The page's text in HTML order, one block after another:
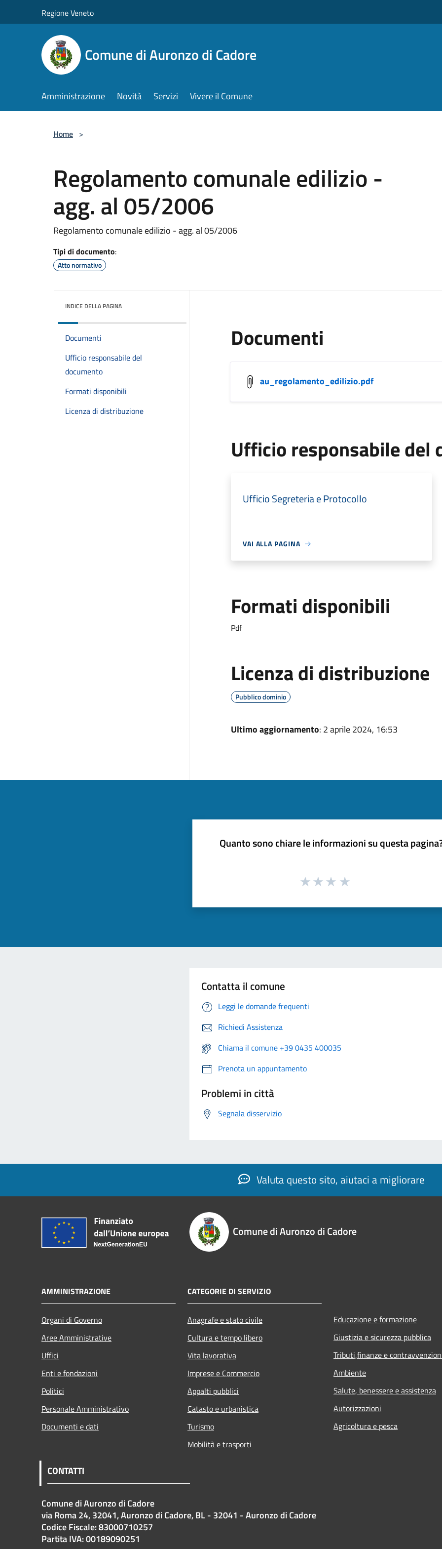
Regione Veneto
Comune di Auronzo di Cadore
Amministrazione Novità Servizi Vivere il Comune
Home >
Regolamento comunale edilizio -
agg. al 05/2006
Regolamento comunale edilizio - agg. al 05/2006
Tipi di documento:
Atto normativo
INDICE DELLA PAGINA
Documenti
Ufficio responsabile del
documento
Formati disponibili
Licenza di distribuzione
Documenti
au_regolamento_edilizio.pdf
Ufficio responsabile del
Ufficio Segreteria e Protocollo
VAI ALLA PAGINA
Formati disponibili
Pdf
Licenza di distribuzione
Pubblico dominio
Ultimo aggiornamento: 2 aprile 2024, 16:53
Quanto sono chiare le informazioni su questa
Contatta il comune
Leggi le domande frequenti
Richiedi Assistenza
Chiama il comune +39 0435 400035
Prenota un appuntamento
Problemi in città
Segnala disservizio
Valuta questo sito, aiutaci a migliorare
Comune di Auronzo di Cadore
AMMINISTRAZIONE
Organi di Governo
Aree Amministrative
Uffici
Enti e fondazioni
Politici
Personale Amministrativo
Documenti e dati
CATEGORIE DI SERVIZIO
Anagrafe e stato civile
Cultura e tempo libero
Vita lavorativa
Imprese e Commercio
Appalti pubblici
Catasto e urbanistica
Turismo
Mobilità e trasporti
Educazione e formazione
Giustizia e sicurezza pubblica
Tributi,finanze e
Ambiente
Salute, benessere e assistenza
Autorizzazioni
Agricoltura e pesca
CONTATTI
Comune di Auronzo di Cadore
via Roma 24, 32041, Auronzo di Cadore, BL - 32041 - Auronzo di Cadore
Codice Fiscale: 83000710257
Partita IVA: 00189090251